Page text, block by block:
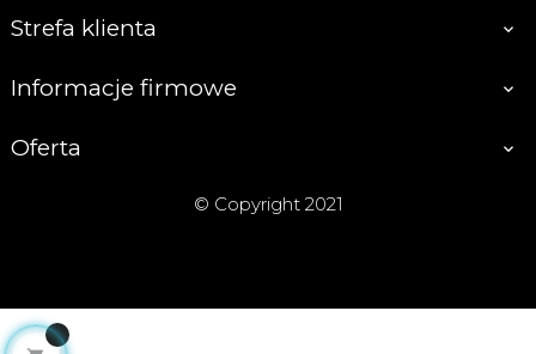
Strefa klienta 
Informacje firmowe 
Oferta 
© Copyright 2021